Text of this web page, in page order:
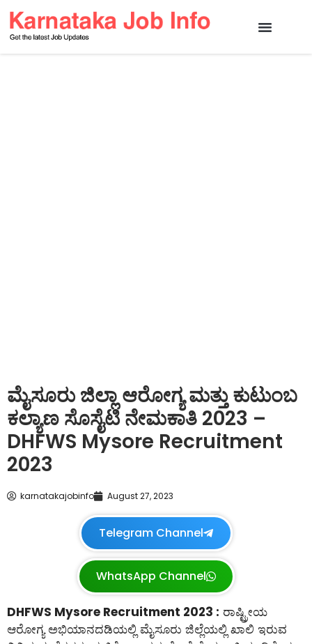
ಮೈಸೂರು ಜಿಲ್ಲಾ ಆರೋಗ್ಯ ಮತ್ತು ಕುಟುಂಬ
ಕಲ್ಯಾಣ ಸೊಸೈಟಿ ನೇಮಕಾತಿ 2023 –
DHFWS Mysore Recruitment
2023
karnatakajobinfo August 27, 2023
Telegram Channel
WhatsApp Channel
DHFWS Mysore Recruitment 2023 : ರಾಷ್ಟ್ರೀಯ
ಆರೋಗ್ಯ ಅಭಿಯಾನದಡಿಯಲ್ಲಿ ಮೈಸೂರು ಜಿಲ್ಲೆಯಲ್ಲಿ ಖಾಲಿ ಇರುವ